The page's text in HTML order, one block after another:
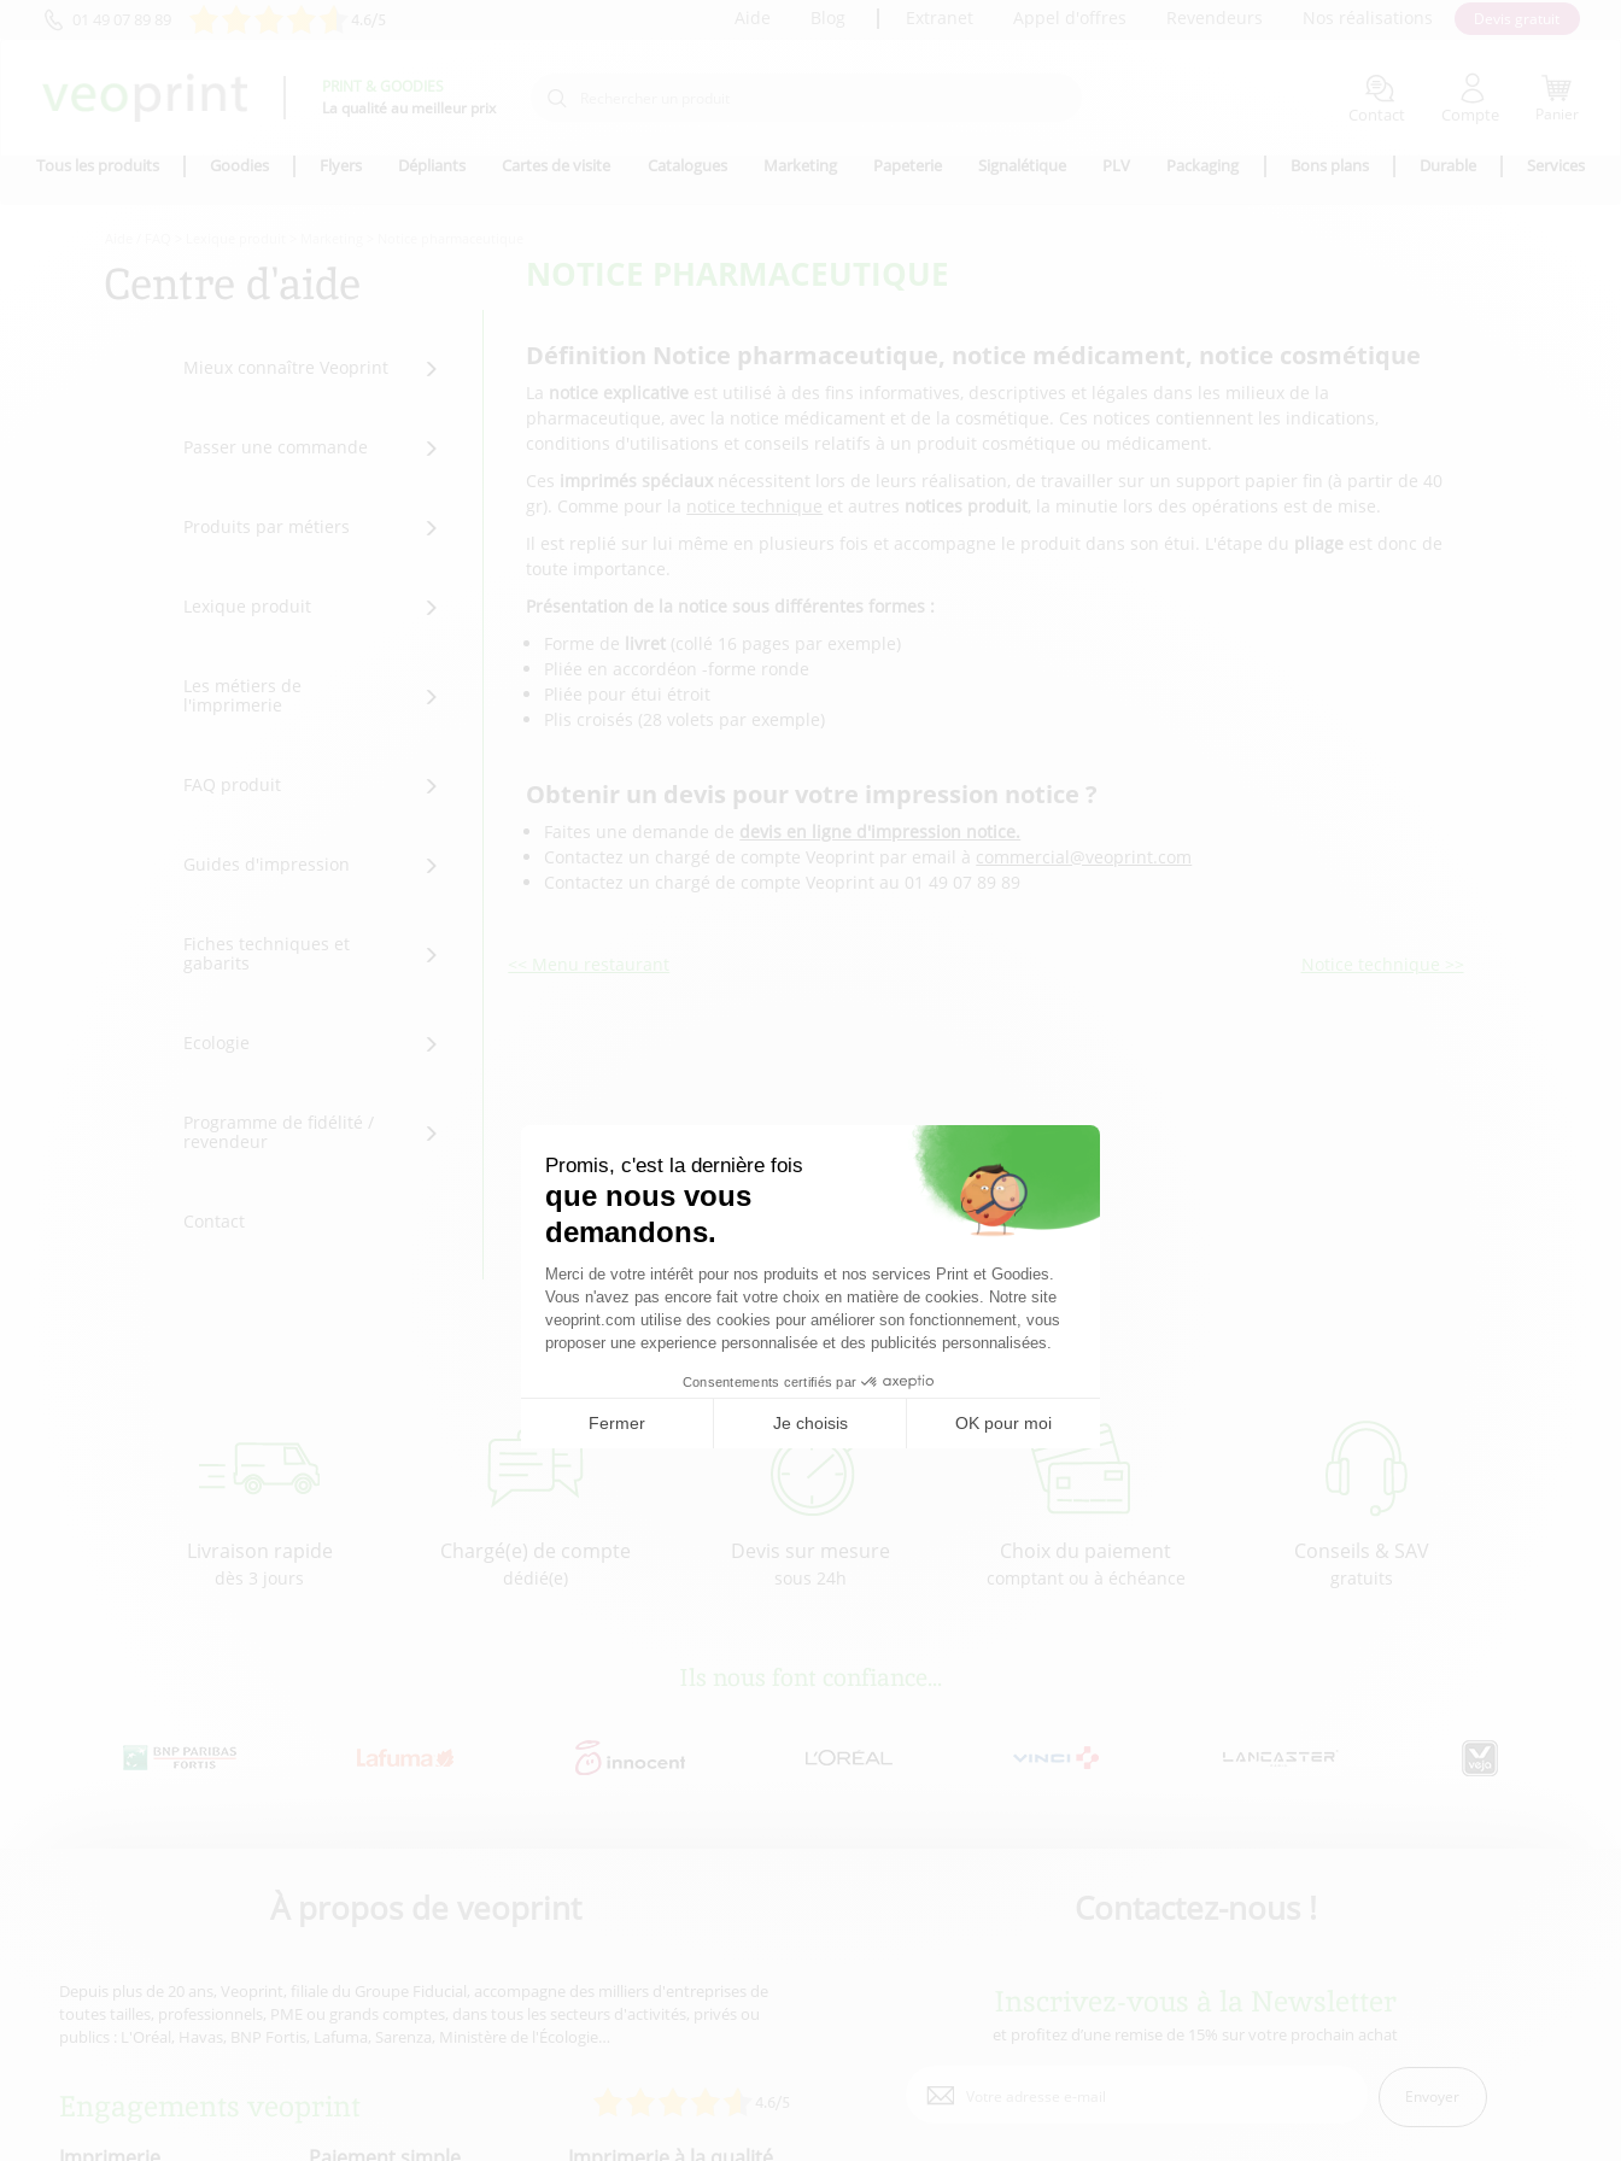
La qualité au meilleur prix
Tous les produits Goodies Flyers Dépliants Cartes de visite Catalogues Marketing Papeterie Signalétique PLV Packaging Bons plans Durable Services
Centre d'aide
Mieux connaître Veoprint
Passer une commande
Produits par métiers
Lexique produit
Les métiers de
l'imprimerie
FAQ produit
Guides d'impression
Fiches techniques et
gabarits
Ecologie
Programme de fidélité /
revendeur
Contact
Définition Notice pharmaceutique, notice médicament, notice cosmétique
La notice explicative est utilisé à des fins informatives, descriptives et légales dans les milieux de la
pharmaceutique, avec la notice médicament et de la cosmétique. Ces notices contiennent les indications,
conditions d'utilisations et conseils relatifs à un produit cosmétique ou médicament.
Ces imprimés spéciaux nécessitent lors de leurs réalisation, de travailler sur un support papier fin (à partir de 40
gr). Comme pour la notice technique et autres notices produit, la minutie lors des opérations est de mise.
Il est replié sur lui même en plusieurs fois et accompagne le produit dans son étui. L'étape du pliage est donc de
toute importance.
Présentation de la notice sous différentes formes :
Forme de livret (collé 16 pages par exemple)
Pliée en accordéon -forme ronde
Pliée pour étui étroit
Plis croisés (28 volets par exemple)
Obtenir un devis pour votre impression notice ?
Faites une demande de devis en ligne d'impression notice.
Contactez un chargé de compte Veoprint par email à commercial@veoprint.com
Contactez un chargé de compte Veoprint au 01 49 07 89 89
Pourquoi choisir Veoprint ?
Livraison rapide
dès 3 jours
Chargé(e) de compte
dédié(e)
Devis sur mesure
sous 24h
Choix du paiement
comptant ou à échéance
Conseils & SAV
gratuits
Depuis plus de 20 ans, Veoprint, filiale du Groupe Fiducial, accompagne des milliers d'entreprises de
toutes tailles, professionnels, PME ou grands comptes, dans tous les secteurs d'activités, privés ou
publics : L'Oréal, Havas, BNP Fortis, Lafuma, Sarenza, Ministère de l'Écologie…
et profitez d’une remise de 15% sur votre prochain achat
Envoyer